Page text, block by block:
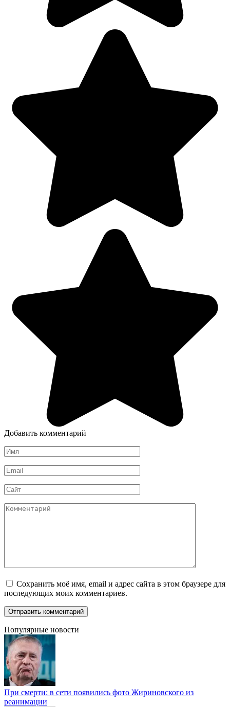
Добавить комментарий
Имя
*
Email
*
Сайт
Комментарий
Сохранить моё имя, email и адрес сайта в этом браузере для
последующих моих комментариев.
Популярные новости
При смерти: в сети появились фото Жириновского из
реанимации